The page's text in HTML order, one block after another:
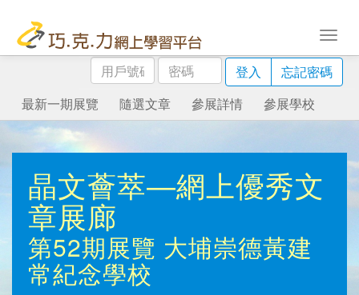
用
戶
號
碼
密
碼
登入
忘記密碼
最新一期展覽
隨選文章 參展詳情 參展學校
晶文薈萃—網上優秀文
章展廊
第52期展覽 大埔崇德黃建
常紀念學校